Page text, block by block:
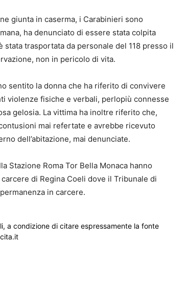
giunta in caserma, i Carabinieri sono
ha denunciato di essere stata colpita
trasportata da personale del 118 presso il
non in pericolo di vita.
sentito la donna che ha riferito di convivere
violenze fisiche e verbali, perlopiù connesse
gelosia. La vittima ha inoltre riferito che,
mai refertate e avrebbe ricevuto
dell’abitazione, mai denunciate.
Stazione Roma Tor Bella Monaca hanno
di Regina Coeli dove il Tribunale di
in carcere.
a condizione di citare espressamente la fonte